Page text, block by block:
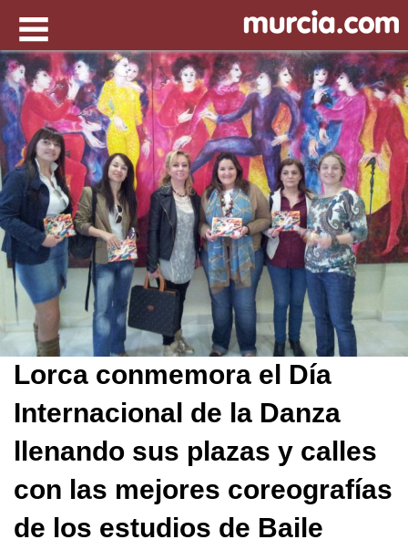
Lorca conmemora el Día
Internacional de la Danza
llenando sus plazas y calles
con las mejores coreografías
de los estudios de Baile